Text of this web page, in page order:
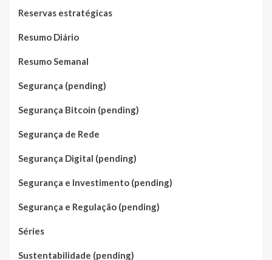
Reservas estratégicas
Resumo Diário
Resumo Semanal
Segurança (pending)
Segurança Bitcoin (pending)
Segurança de Rede
Segurança Digital (pending)
Segurança e Investimento (pending)
Segurança e Regulação (pending)
Séries
Sustentabilidade (pending)